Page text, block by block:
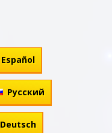
Español
Русский
Deutsch